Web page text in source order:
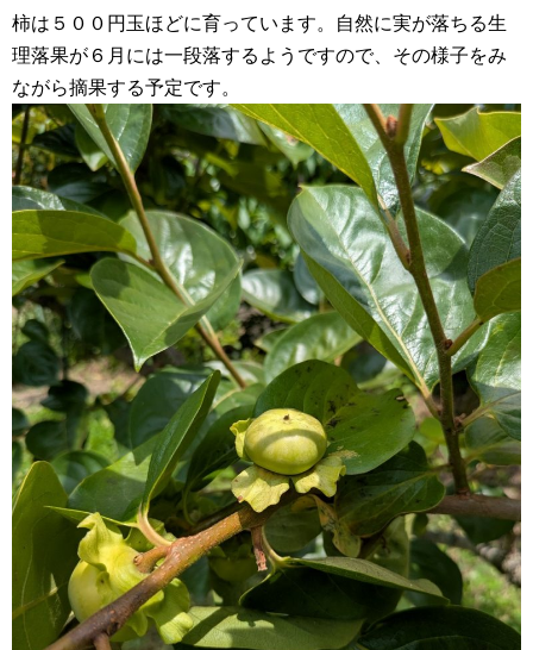
柿は５００円玉ほどに育っています。自然に実が落ちる生
理落果が６月には一段落するようですので、その様子をみ
ながら摘果する予定です。